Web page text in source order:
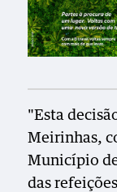
"Esta
Meirinhas,
Município
das